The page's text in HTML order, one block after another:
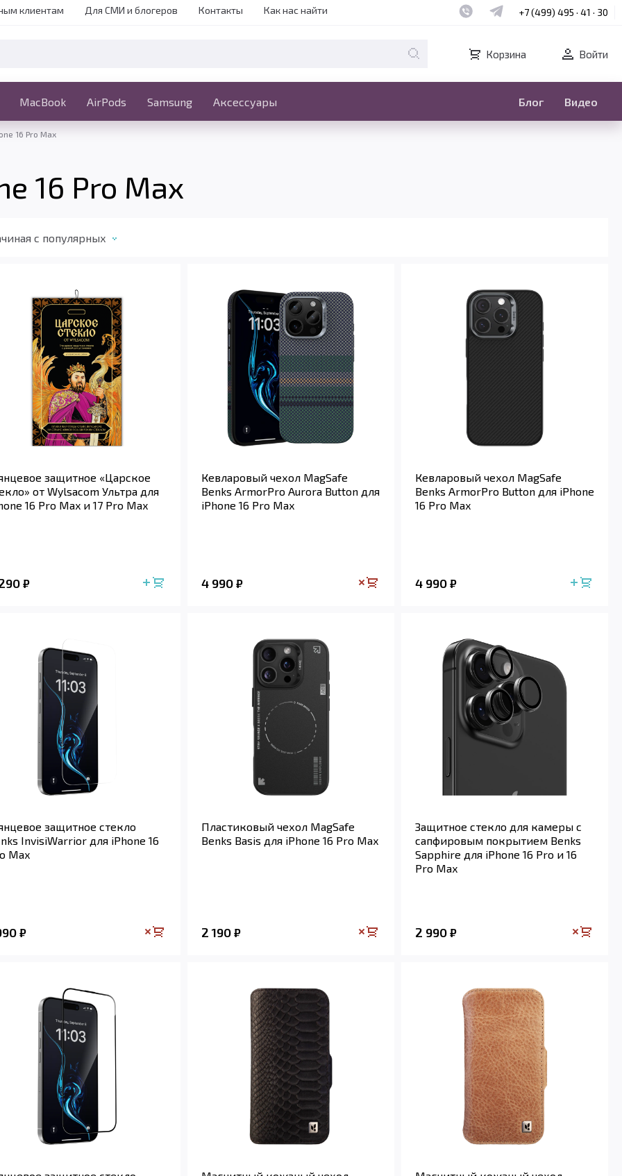
клиентам Для СМИ и блогеров Контакты Как нас найти Наш whatsapp
Наш telegram
+7 (499) 495 · 41 · 30
Корзина Войти
MacBook AirPods Samsung Аксессуары Блог Видео
iPhone MacBook Ещё
16 Pro Max
16 Pro Max
c популярных
защитное «Царское
от Wylsacom Ультра для
16 Pro Max и 17 Pro Max
₽
Кевларовый чехол MagSafe
Benks ArmorPro Aurora Button для
iPhone 16 Pro Max
4 990 ₽
Кевларовый чехол MagSafe
Benks ArmorPro Button для iPhone
16 Pro Max
4 990 ₽
защитное стекло
InvisiWarrior для iPhone 16
Max
₽
Пластиковый чехол MagSafe
Benks Basis для iPhone 16 Pro Max
2 190 ₽
Защитное стекло для камеры с
сапфировым покрытием Benks
Sapphire для iPhone 16 Pro и 16
Pro Max
2 990 ₽